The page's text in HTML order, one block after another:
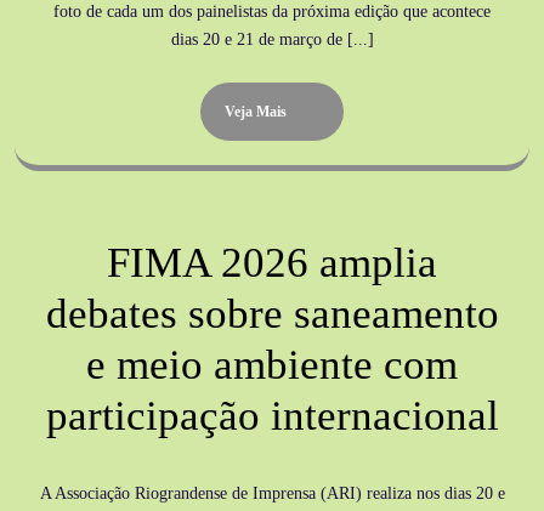
foto de cada um dos painelistas da próxima edição que acontece
dias 20 e 21 de março de [...]
Veja Mais
FIMA 2026 amplia
debates sobre saneamento
e meio ambiente com
participação internacional
A Associação Riograndense de Imprensa (ARI) realiza nos dias 20 e